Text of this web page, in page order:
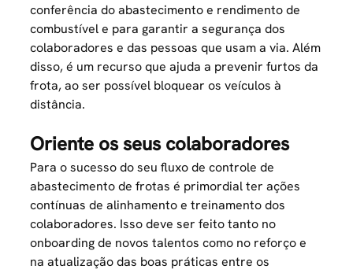
conferência do abastecimento e rendimento de
combustível e para garantir a segurança dos
colaboradores e das pessoas que usam a via. Além
disso, é um recurso que ajuda a prevenir furtos da
frota, ao ser possível bloquear os veículos à
distância.
Oriente os seus colaboradores
Para o sucesso do seu fluxo de controle de
abastecimento de frotas é primordial ter ações
contínuas de alinhamento e treinamento dos
colaboradores. Isso deve ser feito tanto no
onboarding de novos talentos como no reforço e
na atualização das boas práticas entre os